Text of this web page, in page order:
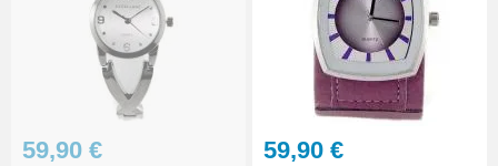
5,90 €
Lunette grossissante - Loupe
59,90 € 59,90 €